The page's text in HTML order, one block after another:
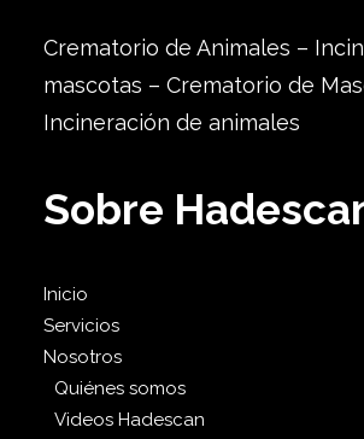
Crematorio de Animales –
mascotas – Crematorio de
Incineración de animales
Sobre
Inicio
Servicios
Nosotros
Quiénes somos
Videos Hadescan